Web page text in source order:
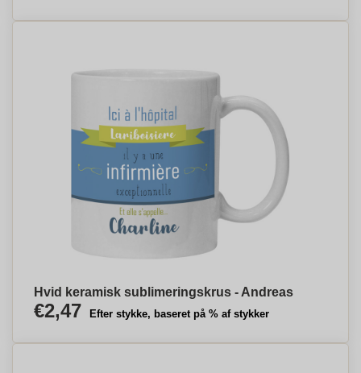
Hvid keramisk sublimeringskrus - Andreas
€2,47 Efter stykke, baseret på % af stykker